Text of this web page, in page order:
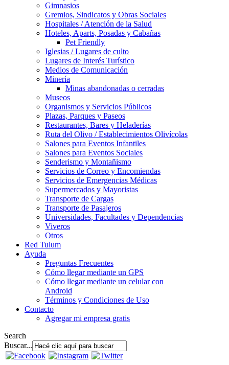
Gimnasios
Gremios, Sindicatos y Obras Sociales
Hospitales / Atención de la Salud
Hoteles, Aparts, Posadas y Cabañas
Pet Friendly
Iglesias / Lugares de culto
Lugares de Interés Turístico
Medios de Comunicación
Minería
Minas abandonadas o cerradas
Museos
Organismos y Servicios Públicos
Plazas, Parques y Paseos
Restaurantes, Bares y Heladerías
Ruta del Olivo / Establecimientos Olivícolas
Salones para Eventos Infantiles
Salones para Eventos Sociales
Senderismo y Montañismo
Servicios de Correo y Encomiendas
Servicios de Emergencias Médicas
Supermercados y Mayoristas
Transporte de Cargas
Transporte de Pasajeros
Universidades, Facultades y Dependencias
Viveros
Otros
Red Tulum
Ayuda
Preguntas Frecuentes
Cómo llegar mediante un GPS
Cómo llegar mediante un celular con
Android
Términos y Condiciones de Uso
Contacto
Agregar mi empresa gratis
Search
Buscar...